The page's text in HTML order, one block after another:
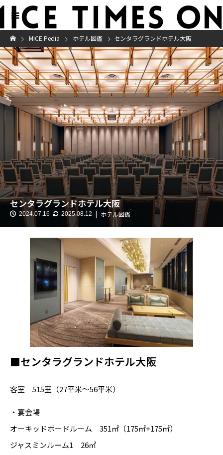
MICE Pedia ホテル図鑑 センタラグランドホテル大阪
センタラグランドホテル大阪
2024.07.16 2025.08.12 ホテル図鑑
■センタラグランドホテル大阪
客室 515室（27平米～56平米）
・宴会場
オーキッドボードルーム 351㎡（175㎡+175㎡）
ジャスミンルーム1 26㎡